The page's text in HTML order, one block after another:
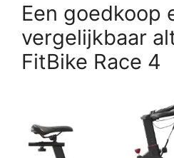
Een goedkoop
vergelijkbaar
FitBike Race 4